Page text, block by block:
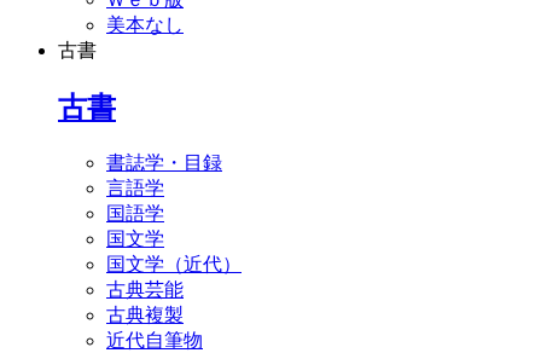
美本なし
古書
古書
書誌学・目録
言語学
国語学
国文学
国文学（近代）
古典芸能
古典複製
近代自筆物